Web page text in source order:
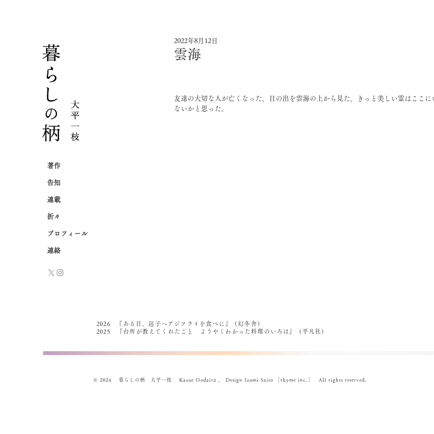
雲海
2022年8月12日
友達の大切な人が亡くなった。日の出を雲海の上から見た。きっと美しい霊はここに
ないかと思った。
著作
告知
連載
折々
プロフィール
連絡
2026 『ある日、逗子へアジフライを食べに』（幻冬舎）
2025 『台所が教えてくれたこと ようやくわかった料理のいろは』（平凡社）
© 2024 暮らしの柄 大平一枝 Kazue Oodaira , Design Izumi Saito ［rhyme inc.］ All rights reserved.